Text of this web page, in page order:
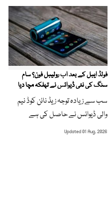
فولڈ ایبل کے بعد اب رولیبل فون؟ سام
سنگ کی نئی ڈیوائس نے تہلکہ مچا دیا
سب سے زیادہ توجہ زیڈ نائن کوڈ نیم
والی ڈیوائس نے حاصل کی ہے
Updated 01 Aug, 2026